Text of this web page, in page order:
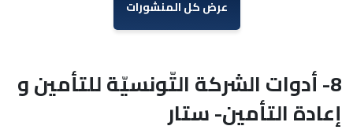
عرض كل المنشورات
8- أدوات الشركة التّونسيّة للتأمين و
إعادة التأمين- ستار